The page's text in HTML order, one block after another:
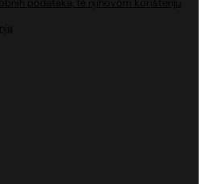
podataka, te njihovom korištenju